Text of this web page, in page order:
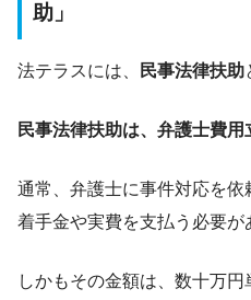
助」
法テラスには、 民事法律扶助
民事法律扶助は、弁護士費用
通常、弁護士に事件対応を
着手金や実費を支払う必要が
しかもその金額は、数十万